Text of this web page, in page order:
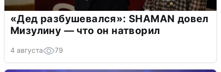
«Дед разбушевался»: SHAMAN довел
Мизулину — что он натворил
4 августа 79